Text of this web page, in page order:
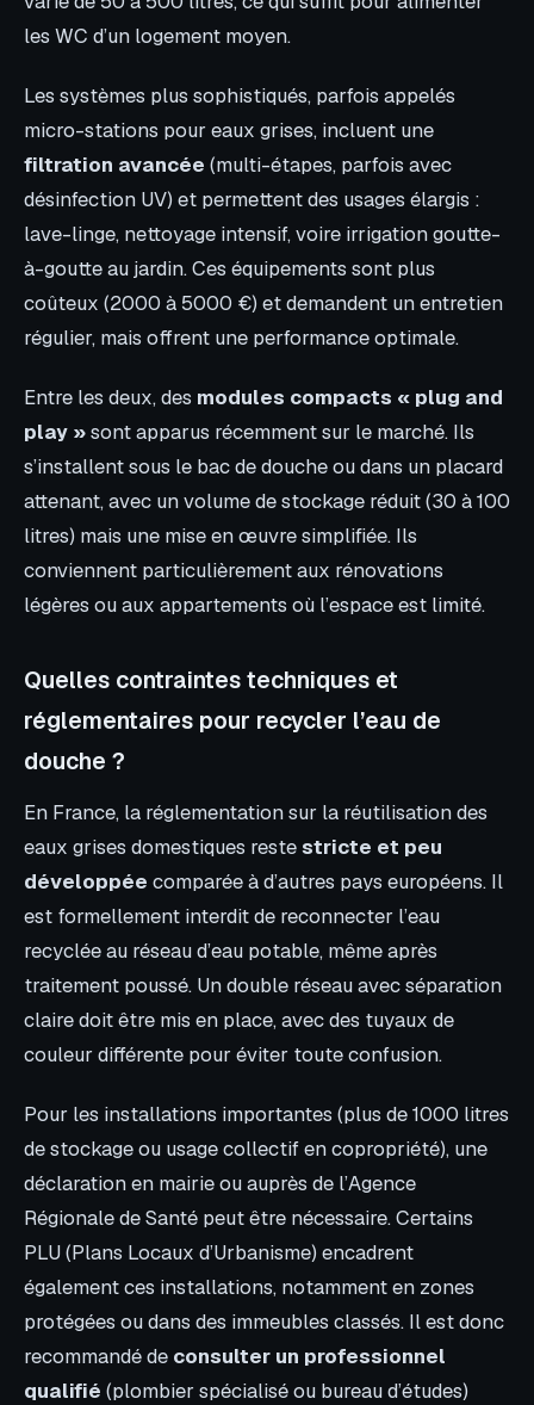
les WC d’un logement moyen.
Les systèmes plus sophistiqués, parfois appelés
micro-stations pour eaux grises, incluent une
filtration avancée (multi-étapes, parfois avec
désinfection UV) et permettent des usages élargis :
lave-linge, nettoyage intensif, voire irrigation goutte-
à-goutte au jardin. Ces équipements sont plus
coûteux (2000 à 5000 €) et demandent un entretien
régulier, mais offrent une performance optimale.
Entre les deux, des modules compacts « plug and
play »sont apparus récemment sur le marché. Ils
s’installent sous le bac de douche ou dans un placard
attenant, avec un volume de stockage réduit (30 à 100
litres) mais une mise en œuvre simplifiée. Ils
conviennent particulièrement aux rénovations
légères ou aux appartements où l’espace est limité.
Quelles contraintes techniques et
réglementaires pour recycler l’eau de
douche ?
En France, la réglementation sur la réutilisation des
eaux grises domestiques restestricte et peu
développée comparée à d’autres pays européens. Il
est formellement interdit de reconnecter l’eau
recyclée au réseau d’eau potable, même après
traitement poussé. Un double réseau avec séparation
claire doit être mis en place, avec des tuyaux de
couleur différente pour éviter toute confusion.
Pour les installations importantes (plus de 1000 litres
de stockage ou usage collectif en copropriété), une
déclaration en mairie ou auprès de l’Agence
Régionale de Santé peut être nécessaire. Certains
PLU (Plans Locaux d’Urbanisme) encadrent
également ces installations, notamment en zones
protégées ou dans des immeubles classés. Il est donc
recommandé de consulter un professionnel
qualifié (plombier spécialisé ou bureau d’études)